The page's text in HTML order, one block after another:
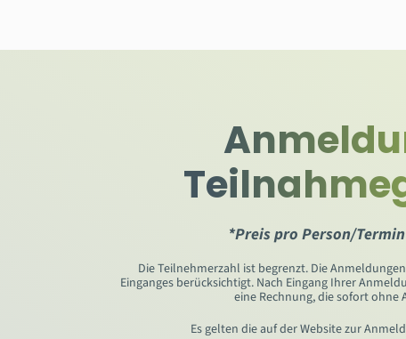
*Preis pro Person/
Die Teilnehmerzahl ist begrenzt. Die
Einganges berücksichtigt. Nach Eingang Ihrer
eine Rechnung, die sofort ohne
Es gelten die auf der Website zur